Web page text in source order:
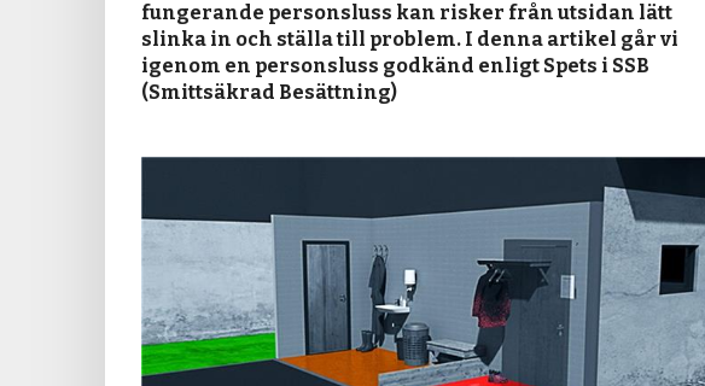
fungerande personsluss kan risker från utsidan lätt
slinka in och ställa till problem. I denna artikel går vi
igenom en personsluss godkänd enligt Spets i SSB
(Smittsäkrad Besättning)